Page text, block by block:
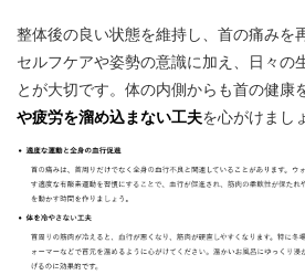
整体後の良い状態を維持し、首の痛みを
セルフケアや姿勢の意識に加え、日々の
とが大切です。体の内側からも首の健康
や疲労を溜め込まない工夫を心がけまし